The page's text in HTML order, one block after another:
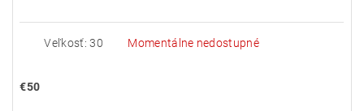
Veľkosť: 30 Momentálne nedostupné
€50